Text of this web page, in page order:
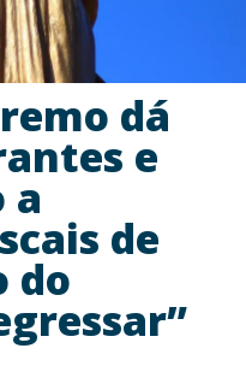
dá
e
a
de
do